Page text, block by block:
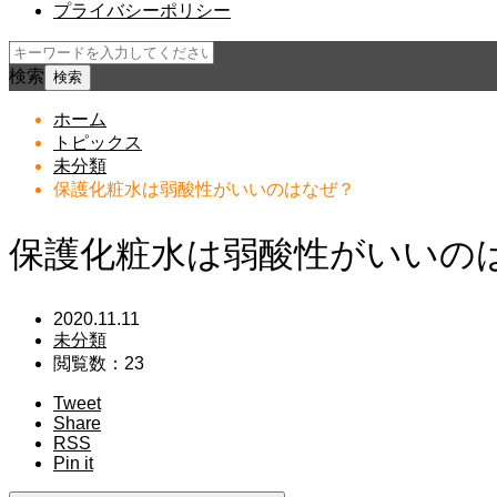
プライバシーポリシー
検索
ホーム
トピックス
未分類
保護化粧水は弱酸性がいいのはなぜ？
保護化粧水は弱酸性がいいの
2020.11.11
未分類
閲覧数：23
Tweet
Share
RSS
Pin it